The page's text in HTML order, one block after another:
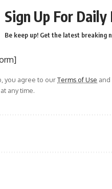
Sign Up For
Be keep up! Get the latest breaking
you agree to ourTerms of Use
any time.